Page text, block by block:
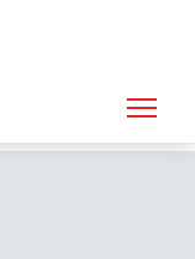
dla małych firm